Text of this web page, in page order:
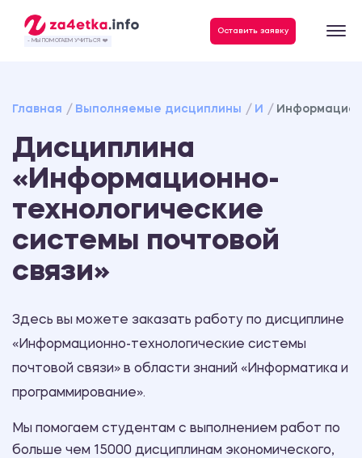
- МЫ ПОМОГАЕМ УЧИТЬСЯ ❤️
Оставить заявку
Главная Выполняемые дисциплины И
Дисциплина
«Информационно-
технологические
системы почтовой
связи»
Здесь вы можете заказать работу по дисциплине
«Информационно-технологические системы
почтовой связи» в области знаний «Информатика и
программирование».
Мы помогаем студентам с выполнением работ по
больше чем 15000 дисциплинам экономического,